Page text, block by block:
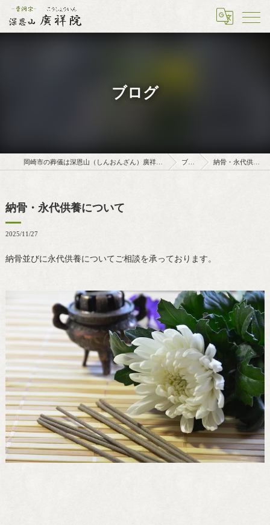
ブログ
岡崎市の葬儀は深恩山（しんおんざん）廣祥院（こうしょういん） ブログ 納骨・永代供養について
納骨・永代供養について
2025/11/27
納骨並びに永代供養についてご相談を承っております。